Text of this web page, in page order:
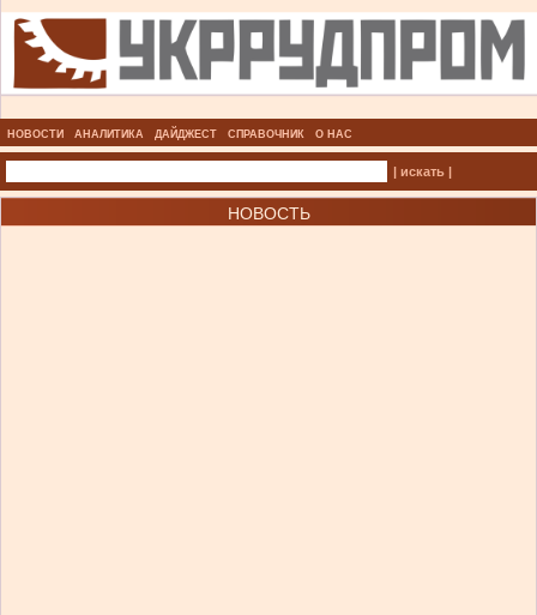
НОВОСТИ АНАЛИТИКА ДАЙДЖЕСТ СПРАВОЧНИК О НАС
| искать |
НОВОСТЬ